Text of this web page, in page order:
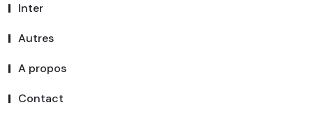
Inter
Autres
A propos
Contact